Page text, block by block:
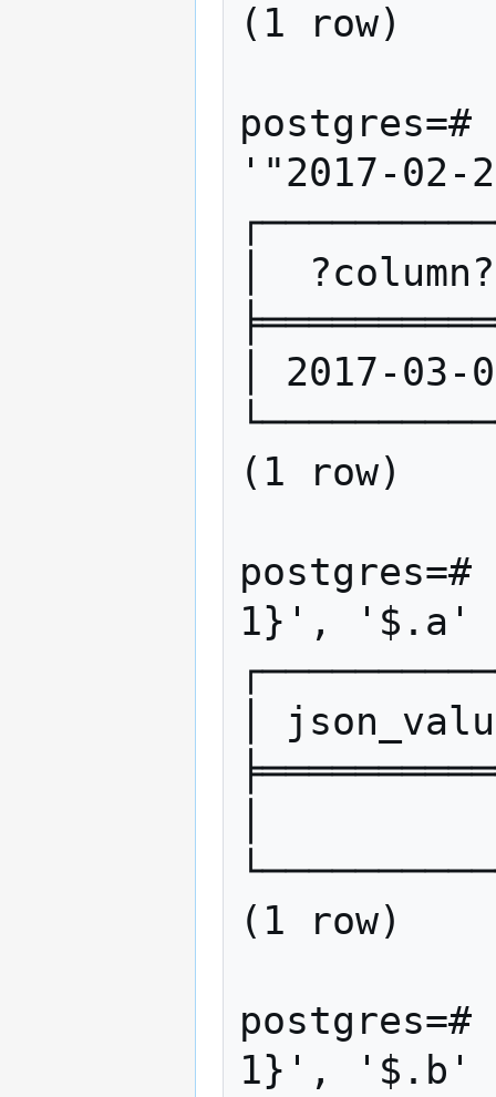
(1 row)
postgres=#
'"2017-02-
│
│ 2017-03-
(1 row)
postgres=#
1}', '$.a'
│
(1 row)
postgres=#
1}', '$.b'